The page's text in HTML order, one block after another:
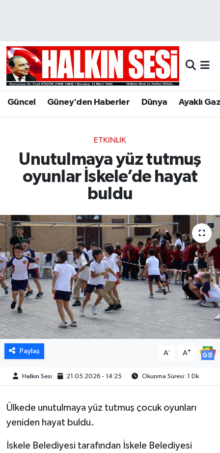
Güncel Güney'den Haberler Dünya Ayaklı
ETKINLIK
Unutulmaya yüz tutmuş
oyunlar İskele’de hayat
buldu
Paylaş A- A+
Halkın Sesi 21.05.2026 - 14:25 Okunma Süresi: 1 Dk
Ülkede unutulmaya yüz tutmuş çocuk oyunları
yeniden hayat buldu.
İskele Belediyesi tarafından İskele Belediyesi
Hava Durumu
Trafik Durumu
Son Dakika Haberleri
Haber Arşivi